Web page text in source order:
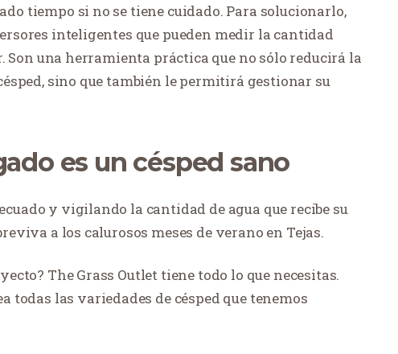
tiempo si no se tiene cuidado. Para solucionarlo,
inteligentes que pueden medir la cantidad
Son una herramienta práctica que no sólo reducirá la
sino que también le permitirá gestionar su
es un césped sano
y vigilando la cantidad de agua que recibe su
a los calurosos meses de verano en Tejas.
The Grass Outlet tiene todo lo que necesitas.
todas las variedades de césped que tenemos